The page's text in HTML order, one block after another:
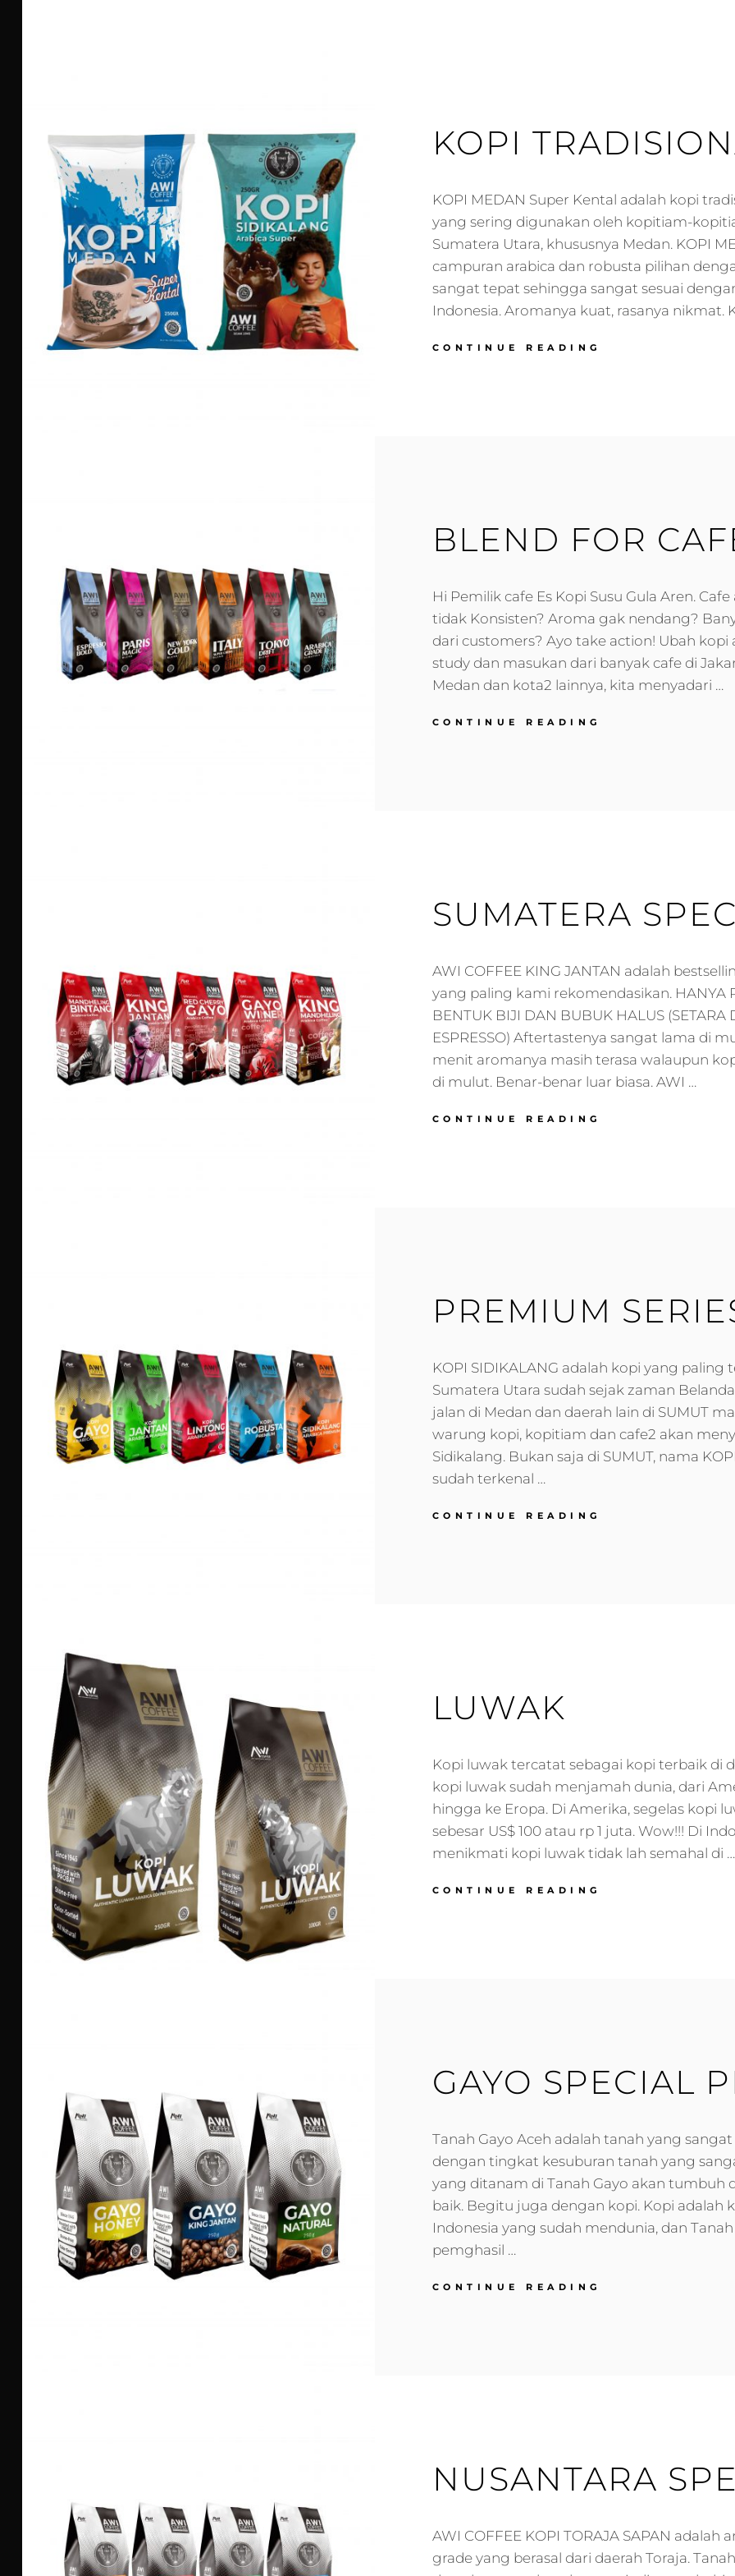
KOPI
KOPI MEDAN Super Kental adalah kopi
yang sering digunakan oleh kopitiam-
Sumatera Utara, khususnya Medan. KOPI
campuran arabica dan robusta pilihan
sangat tepat sehingga sangat sesuai
Indonesia. Aromanya kuat, rasanya nikmat.
CONTINUE READING
BLEND FOR
Hi Pemilik cafe Es Kopi Susu Gula Aren.
tidak Konsisten? Aroma gak nendang?
dari customers? Ayo take action! Ubah kopi
study dan masukan dari banyak cafe di
Medan dan kota2 lainnya, kita menyadari …
CONTINUE READING
SUMATERA
AWI COFFEE KING JANTAN adalah
yang paling kami rekomendasikan. HANYA
BENTUK BIJI DAN BUBUK HALUS (SETARA
ESPRESSO) Aftertastenya sangat lama di
menit aromanya masih terasa walaupun
di mulut. Benar-benar luar biasa. AWI …
CONTINUE READING
PREMIUM
KOPI SIDIKALANG adalah kopi yang paling
Sumatera Utara sudah sejak zaman
jalan di Medan dan daerah lain di SUMUT
warung kopi, kopitiam dan cafe2 akan
Sidikalang. Bukan saja di SUMUT, nama
sudah terkenal …
CONTINUE READING
LUWAK
Kopi luwak tercatat sebagai kopi terbaik di
kopi luwak sudah menjamah dunia, dari
hingga ke Eropa. Di Amerika, segelas kopi
sebesar US$ 100 atau rp 1 juta. Wow!!! Di
menikmati kopi luwak tidak lah semahal di …
CONTINUE READING
GAYO SPECIAL
Tanah Gayo Aceh adalah tanah yang
dengan tingkat kesuburan tanah yang
yang ditanam di Tanah Gayo akan tumbuh
baik. Begitu juga dengan kopi. Kopi adalah
Indonesia yang sudah mendunia, dan
pemghasil …
CONTINUE READING
NUSANTARA
AWI COFFEE KOPI TORAJA SAPAN adalah
grade yang berasal dari daerah Toraja.